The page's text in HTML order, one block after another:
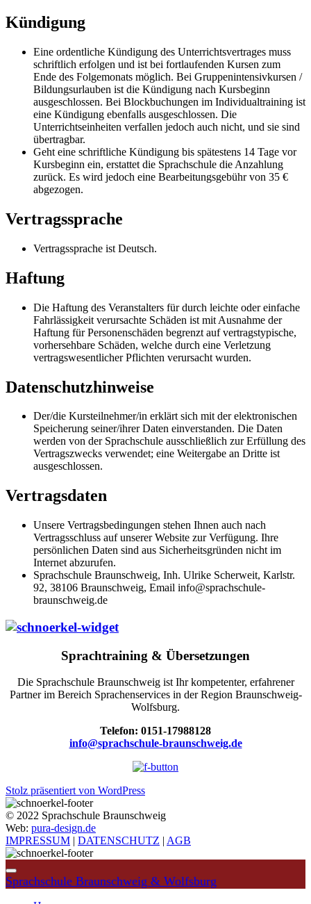
Kündigung
Eine ordentliche Kündigung des Unterrichtsvertrages muss
schriftlich erfolgen und ist bei fortlaufenden Kursen zum
Ende des Folgemonats möglich. Bei Gruppenintensivkursen /
Bildungsurlauben ist die Kündigung nach Kursbeginn
ausgeschlossen. Bei Blockbuchungen im Individualtraining ist
eine Kündigung ebenfalls ausgeschlossen. Die
Unterrichtseinheiten verfallen jedoch auch nicht, und sie sind
übertragbar.
Geht eine schriftliche Kündigung bis spätestens 14 Tage vor
Kursbeginn ein, erstattet die Sprachschule die Anzahlung
zurück. Es wird jedoch eine Bearbeitungsgebühr von 35 €
abgezogen.
Vertragssprache
Vertragssprache ist Deutsch.
Haftung
Die Haftung des Veranstalters für durch leichte oder einfache
Fahrlässigkeit verursachte Schäden ist mit Ausnahme der
Haftung für Personenschäden begrenzt auf vertragstypische,
vorhersehbare Schäden, welche durch eine Verletzung
vertragswesentlicher Pflichten verursacht wurden.
Datenschutzhinweise
Der/die Kursteilnehmer/in erklärt sich mit der elektronischen
Speicherung seiner/ihrer Daten einverstanden. Die Daten
werden von der Sprachschule ausschließlich zur Erfüllung des
Vertragszwecks verwendet; eine Weitergabe an Dritte ist
ausgeschlossen.
Vertragsdaten
Unsere Vertragsbedingungen stehen Ihnen auch nach
Vertragsschluss auf unserer Website zur Verfügung. Ihre
persönlichen Daten sind aus Sicherheitsgründen nicht im
Internet abzurufen.
Sprachschule Braunschweig, Inh. Ulrike Scherweit, Karlstr.
92, 38106 Braunschweig, Email info@sprachschule-
braunschweig.de
Sprachtraining & Übersetzungen
Die Sprachschule Braunschweig ist Ihr kompetenter, erfahrener
Partner im Bereich Sprachenservices in der Region Braunschweig-
Wolfsburg.
Telefon: 0151-17988128
info@sprachschule-braunschweig.de
Stolz präsentiert von WordPress
© 2022 Sprachschule Braunschweig
Web: pura-design.de
IMPRESSUM | DATENSCHUTZ | AGB
Sprachschule Braunschweig & Wolfsburg